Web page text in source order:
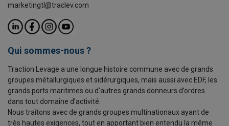
marketingtl@traclev.com
Qui sommes-nous ?
Traction Levage a une longue histoire commune avec de grands
groupes métallurgiques et sidérurgiques, mais aussi avec EDF, les
grands ports maritimes ou d’autres grands donneurs d’ordres
dans tout domaine d’activité.
Nous traitons avec de grands groupes multinationaux ayant de
très hautes exigences, tout en apportant bien entendu la même